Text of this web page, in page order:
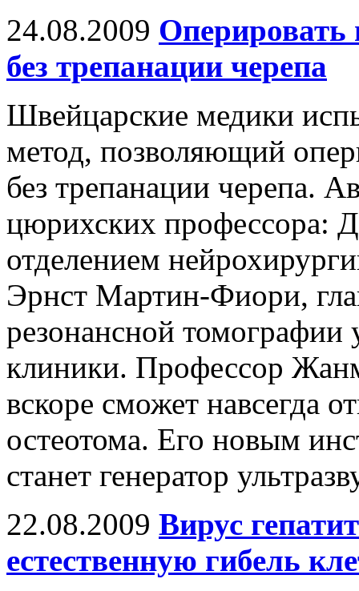
24.08.2009 Оперировать
без трепанации черепа
Швейцарские медики
метод, позволяющий
без трепанации черепа.
цюрихских профессора:
отделением
Эрнст Мартин-Фиори,
резонансной томографии
клиники. Профессор
вскоре сможет навсегда
остеотома. Его новым
станет генератор
22.08.2009 Вирус
естественную гибель